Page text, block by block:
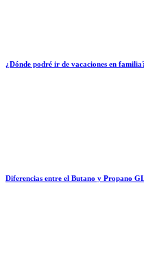
¿Dónde podré ir de vacaciones en
Diferencias entre el Butano y Propano